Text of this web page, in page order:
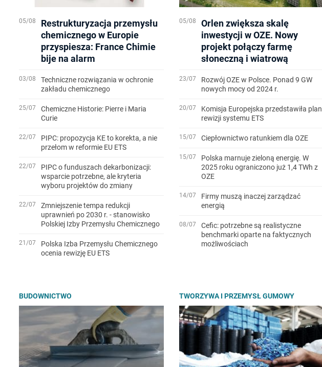
05/08
Restrukturyzacja przemysłu
chemicznego w Europie
przyspiesza: France Chimie
bije na alarm
03/08
Techniczne rozwiązania w ochronie
zakładu chemicznego
25/07
Chemiczne Historie: Pierre i Maria
Curie
22/07
PIPC: propozycja KE to korekta, a nie
przełom w reformie EU ETS
22/07
PIPC o funduszach dekarbonizacji:
wsparcie potrzebne, ale kryteria
wyboru projektów do zmiany
22/07
Zmniejszenie tempa redukcji
uprawnień po 2030 r. - stanowisko
Polskiej Izby Przemysłu Chemicznego
21/07
Polska Izba Przemysłu Chemicznego
ocenia rewizję EU ETS
05/08
Orlen zwiększa skalę
inwestycji w OZE. Nowy
projekt połączy farmę
słoneczną i wiatrową
23/07
Rozwój OZE w Polsce. Ponad 9 GW
nowych mocy od 2024 r.
20/07
Komisja Europejska przedstawiła plan
rewizji systemu ETS
15/07 Ciepłownictwo ratunkiem dla OZE
15/07
Polska marnuje zieloną energię. W
2025 roku ograniczono już 1,4 TWh z
OZE
14/07
Firmy muszą inaczej zarządzać
energią
08/07
Cefic: potrzebne są realistyczne
benchmarki oparte na faktycznych
możliwościach
BUDOWNICTWO TWORZYWA I PRZEMYSŁ GUMOWY